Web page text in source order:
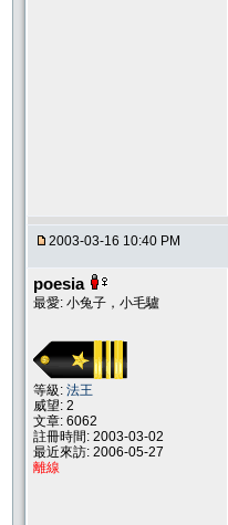
2003-03-16 10:40 PM
poesia
最愛: 小兔子，小毛驢
等級: 法王
威望: 2
文章: 6062
註冊時間: 2003-03-02
最近來訪: 2006-05-27
離線